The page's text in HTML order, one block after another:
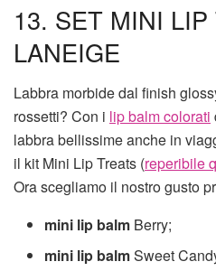
13. SET MINI LIP
LANEIGE
Labbra morbide dal finish
rossetti? Con i lip balm colorati
labbra bellissime anche in
il kit Mini Lip Treats (reperibile
Ora scegliamo il nostro gusto
mini lip balm Berry;
mini lip balmSweet